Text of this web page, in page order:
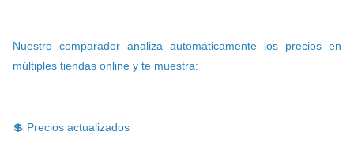
Nuestro comparador analiza automáticamente los precios en
múltiples tiendas online y te muestra:
💲 Precios actualizados